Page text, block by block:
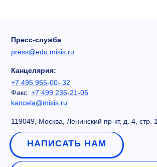
Пресс-служба
press@edu.misis.ru
Канцелярия:
+7 495 955-00- 32
Факс: +7 499 236-21-05
kancela@misis.ru
119049, Москва, Ленинский пр-кт, д. 4, стр. 1
НАПИСАТЬ НАМ